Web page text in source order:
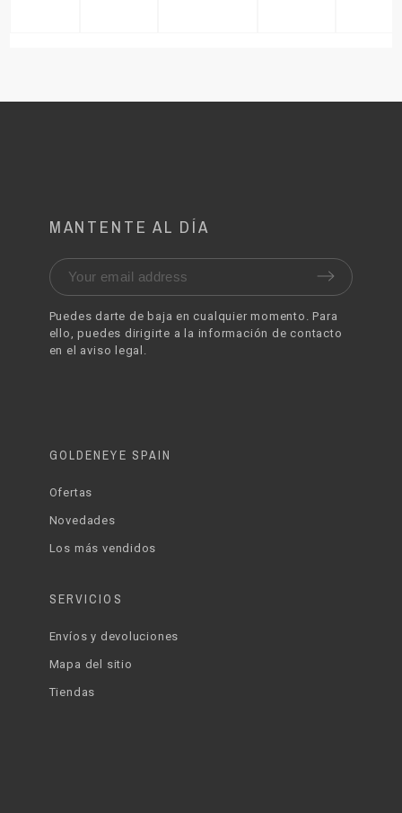
MANTENTE AL DÍA
Puedes darte de baja en cualquier momento. Para
ello, puedes dirigirte a la información de contacto
en el aviso legal.
GOLDENEYE SPAIN
Ofertas
Novedades
Los más vendidos
SERVICIOS
Envíos y devoluciones
Mapa del sitio
Tiendas